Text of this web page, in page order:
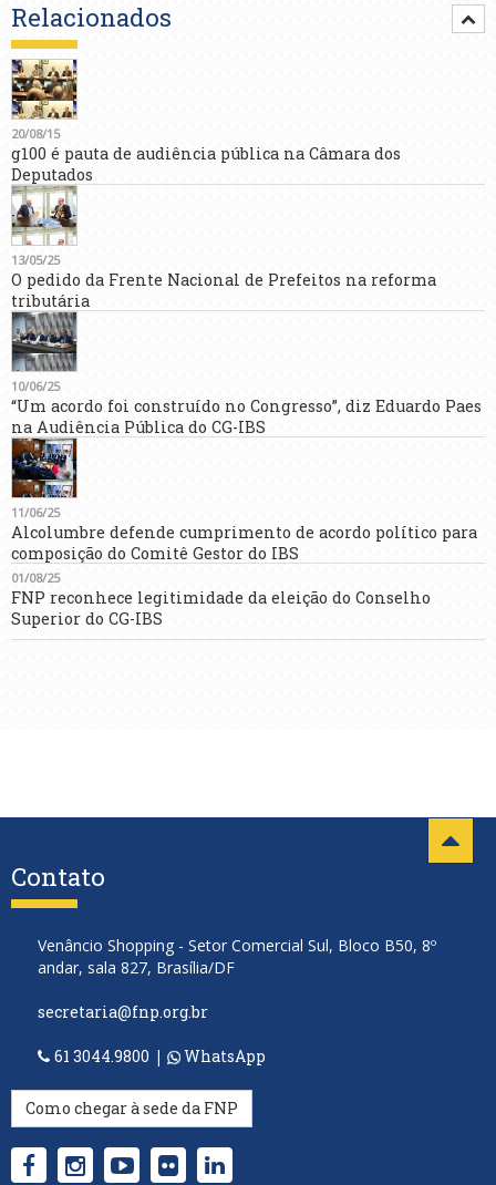
Relacionados
20/08/15
g100 é pauta de audiência pública na Câmara dos
Deputados
13/05/25
O pedido da Frente Nacional de Prefeitos na reforma
tributária
10/06/25
“Um acordo foi construído no Congresso”, diz Eduardo Paes
na Audiência Pública do CG-IBS
11/06/25
Alcolumbre defende cumprimento de acordo político para
composição do Comitê Gestor do IBS
01/08/25
FNP reconhece legitimidade da eleição do Conselho
Superior do CG-IBS
Contato
Venâncio Shopping - Setor Comercial Sul, Bloco B50, 8º
andar, sala 827, Brasília/DF
secretaria@fnp.org.br
61 3044.9800 | WhatsApp
Como chegar à sede da FNP